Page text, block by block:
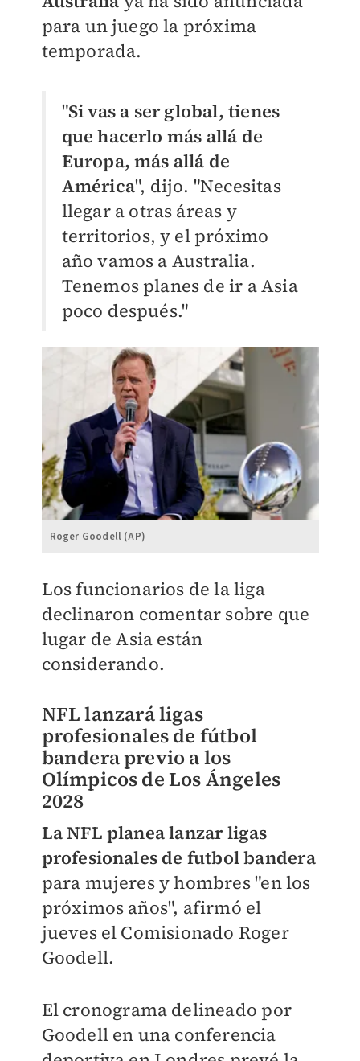
para un juego la próxima
temporada.
"Si vas a ser global, tienes
que hacerlo más allá de
Europa, más allá de
América", dijo. "Necesitas
llegar a otras áreas y
territorios, y el próximo
año vamos a Australia.
Tenemos planes de ir a Asia
poco después."
Roger Goodell (AP)
Los funcionarios de la liga
declinaron comentar sobre que
lugar de Asia están
considerando.
NFL lanzará ligas
profesionales de fútbol
bandera previo a los
Olímpicos de Los Ángeles
2028
La NFL planea lanzar ligas
profesionales de futbol bandera
para mujeres y hombres "en los
próximos años", afirmó el
jueves el Comisionado Roger
Goodell.
El cronograma delineado por
Goodell en una conferencia